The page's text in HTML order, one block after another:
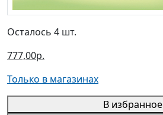
Осталось 4 шт.
777,00р.
Только в магазинах
В избранное